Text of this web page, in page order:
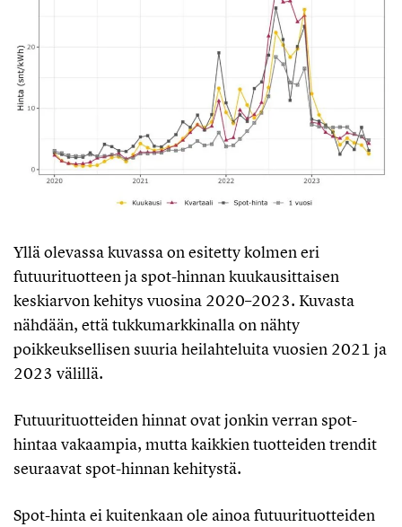
Yllä olevassa kuvassa on esitetty kolmen eri
futuurituotteen ja spot-hinnan kuukausittaisen
keskiarvon kehitys vuosina 2020–2023. Kuvasta
nähdään, että tukkumarkkinalla on nähty
poikkeuksellisen suuria heilahteluita vuosien 2021 ja
2023 välillä.
Futuurituotteiden hinnat ovat jonkin verran spot-
hintaa vakaampia, mutta kaikkien tuotteiden trendit
seuraavat spot-hinnan kehitystä.
Spot-hinta ei kuitenkaan ole ainoa futuurituotteiden